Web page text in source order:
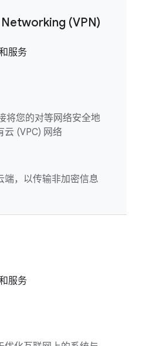
(VPN)
服务
将您的对等网络安全地
云 (VPC) 网络
端，以传输非加密信息
服务